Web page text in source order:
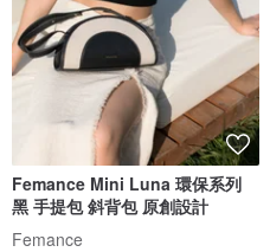
Femance Mini Luna 環保系列
黑 手提包 斜背包 原創設計
Femance